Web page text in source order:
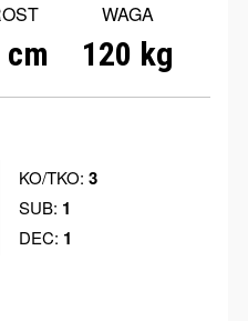
cm
WAGA
120 kg
KO/TKO: 3
SUB: 1
DEC: 1